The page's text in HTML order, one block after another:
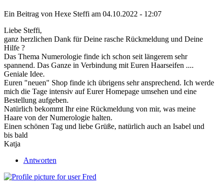
Ein Beitrag von Hexe Steffi am 04.10.2022 - 12:07
Liebe Steffi,
ganz herzlichen Dank für Deine rasche Rückmeldung und Deine
Hilfe ?
Das Thema Numerologie finde ich schon seit längerem sehr
spannend. Das Ganze in Verbindung mit Euren Haarseifen ....
Geniale Idee.
Euren "neuen" Shop finde ich übrigens sehr ansprechend. Ich werde
mich die Tage intensiv auf Eurer Homepage umsehen und eine
Bestellung aufgeben.
Natürlich bekommt Ihr eine Rückmeldung von mir, was meine
Haare von der Numerologie halten.
Einen schönen Tag und liebe Grüße, natürlich auch an Isabel und
bis bald
Katja
Antworten